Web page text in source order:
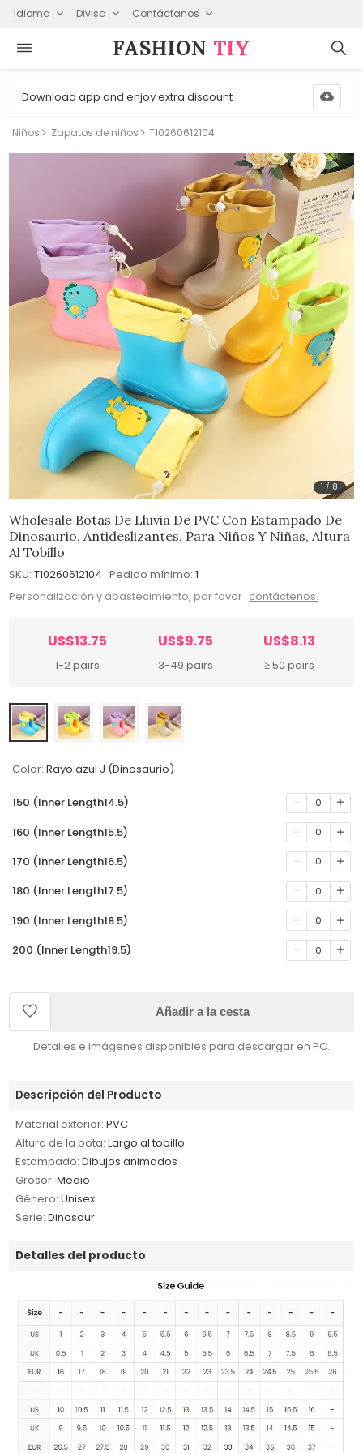
Idioma Divisa Contáctanos
FASHION⁠ TIY
Download app and enjoy extra discount
Niños Zapatos de niños T10260612104
1 / 8
Wholesale Botas De Lluvia De PVC Con Estampado De
Dinosaurio, Antideslizantes, Para Niños Y Niñas, Altura
Al Tobillo
SKU: T10260612104 Pedido mínimo: 1
Personalización y abastecimiento, por favor contáctenos.
US$13.75
1-2 pairs
US$9.75
3-49 pairs
US$8.13
≥ 50 pairs
Color: Rayo azul J (Dinosaurio)
150 (Inner Length14.5) 0
160 (Inner Length15.5) 0
170 (Inner Length16.5) 0
180 (Inner Length17.5) 0
190 (Inner Length18.5) 0
200 (Inner Length19.5) 0
Añadir a la cesta
Detalles e imágenes disponibles para descargar en PC.
Descripción del Producto
Material exterior: PVC
Altura de la bota: Largo al tobillo
Estampado: Dibujos animados
Grosor: Medio
Género: Unisex
Serie: Dinosaur
Detalles del producto